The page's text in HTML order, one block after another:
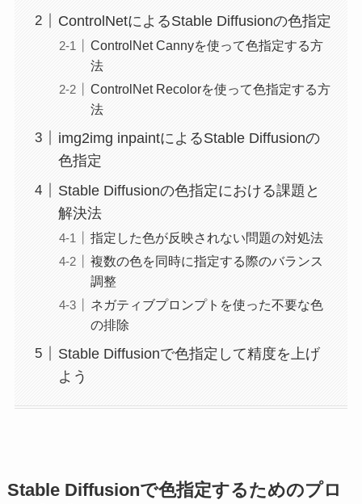
ControlNetによるStable Diffusionの色指定
ControlNet Cannyを使って色指定する方
法
ControlNet Recolorを使って色指定する方
法
img2img inpaintによるStable Diffusionの
色指定
Stable Diffusionの色指定における課題と
解決法
指定した色が反映されない問題の対処法
複数の色を同時に指定する際のバランス
調整
ネガティブプロンプトを使った不要な色
の排除
Stable Diffusionで色指定して精度を上げ
よう
Stable Diffusionで色指定するためのプロ